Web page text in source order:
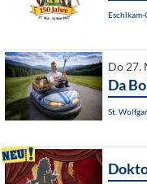
Do 27.
Da
St.